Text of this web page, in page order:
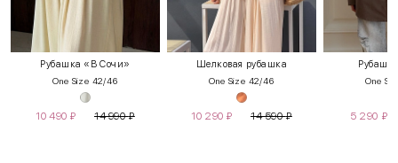
Рубашка «В Сочи»
One Size 42/46
10 490 ₽ 14 990₽
Шелковая рубашка
One Size 42/46
10 290 ₽ 14 590₽
One
5 290 ₽